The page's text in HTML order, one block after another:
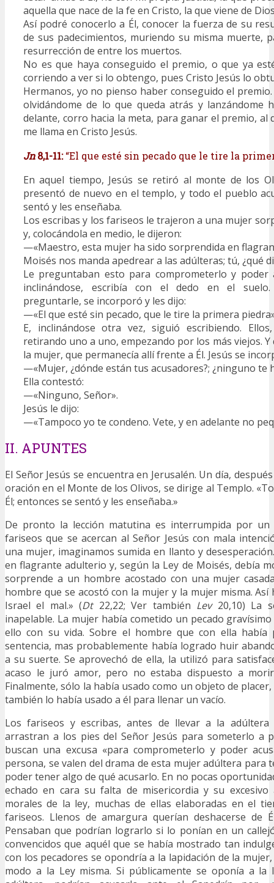
aquella que nace de la fe en Cristo, la que viene de
Así podré conocerlo a Él, conocer la fuerza de su
de sus padecimientos, muriendo su misma muer­te,
resurrección de entre los muertos.
No es que haya conseguido el premio, o que ya
corriendo a ver si lo obtengo, pues Cristo Jesús lo
Hermanos, yo no pienso haber conseguido el
olvidándome de lo que queda atrás y lanzán­dome
delante, corro hacia la meta, para ganar el premio, al
me llama en Cristo Jesús.
Jn8,1-11:“El que esté sin pecado que le tire la
En aquel tiempo, Jesús se retiró al monte de los
presentó de nuevo en el templo, y todo el pueblo
sentó y les enseñaba.
Los escribas y los fariseos le trajeron a una mujer
y, colocándola en medio, le dijeron:
—«Maestro, esta mujer ha sido sorprendida en
Moisés nos manda apedrear a las adúlteras; tú, ¿qué
Le preguntaban esto para comprometerlo y poder
inclinándose, escribía con el dedo en el
preguntarle, se incorporó y les dijo:
—«El que esté sin pecado, que le tire la primera
E, inclinándose otra vez, siguió escribiendo.
retirando uno a uno, empezando por los más viejos. Y
la mujer, que permanecía allí frente a Él. Jesús se
—«Mujer, ¿dónde están tus acusadores?; ¿ninguno te
Ella contestó:
—«Ninguno, Señor».
Jesús le dijo:
—«Tampoco yo te condeno. Vete, y en adelante no
II. APUNTES
El Señor Jesús se encuentra en Jerusalén. Un día,
oración en el Monte de los Olivos, se dirige al Templo.
Él; entonces se sentó y les enseñaba.»
De pronto la lección matutina es interrumpida por
fariseos que se acercan al Señor Jesús con mala
una mujer, imaginamos sumida en llanto y
en flagrante adulterio y, según la Ley de Moisés, debía
sorprende a un hombre acostado con una mujer
hombre que se acostó con la mujer y la mujer misma. Así
Israel el mal.» (Dt22,22; Ver también Lev20,10) La
inapelable. La mujer había cometido un pecado
ello con su vida. Sobre el hombre que con ella había
sentencia, mas probablemente había logrado huir
a su suerte. Se aprovechó de ella, la utilizó para
acaso le juró amor, pero no estaba dispuesto a
Finalmente, sólo la había usado como un objeto de
también lo había usado a él para llenar un vacío.
Los fariseos y escribas, antes de llevar a la
arrastran a los pies del Señor Jesús para someterlo a
buscan una excusa «para comprometerlo y poder
persona, se valen del drama de esta mujer adúltera para
poder tener algo de qué acusarlo. En no pocas
echado en cara su falta de misericordia y su
morales de la ley, muchas de ellas elaboradas en el
fariseos. Llenos de amargura querían deshacerse de
Pensaban que podrían lograrlo si lo ponían en un
convencidos que aquél que se había mostrado tan
con los pecadores se opondría a la lapidación de la
modo a la Ley misma. Si públicamente se oponía a la